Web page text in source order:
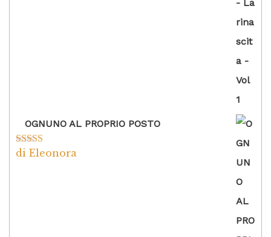
OGNUNO AL PROPRIO POSTO
Valutato5su
di Eleonora